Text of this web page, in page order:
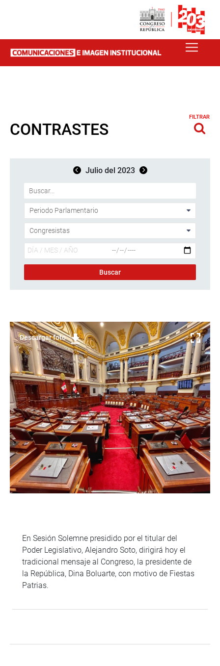
CONTRASTES
FILTRAR
Julio del 2023
Descargar foto
En Sesión Solemne presidido por el titular del
Poder Legislativo, Alejandro Soto, dirigirá hoy el
tradicional mensaje al Congreso, la presidente de
la República, Dina Boluarte, con motivo de Fiestas
Patrias.